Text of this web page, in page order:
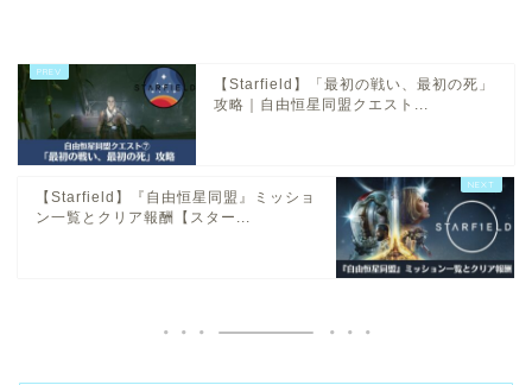
【Starfield】「最初の戦い、最初の死」
攻略｜自由恒星同盟クエスト...
【Starfield】『自由恒星同盟』ミッショ
ン一覧とクリア報酬【スター...